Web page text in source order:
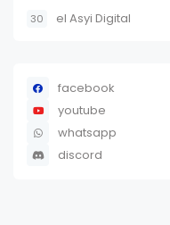
30 el Asyi Digital
facebook
youtube
whatsapp
discord